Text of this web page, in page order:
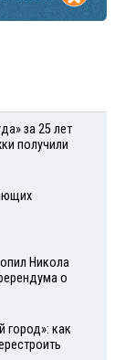
за 25 лет
получили
Никола
о
город»: как